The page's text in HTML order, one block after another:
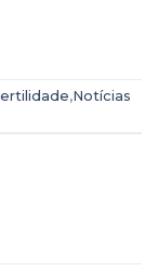
,Notícias